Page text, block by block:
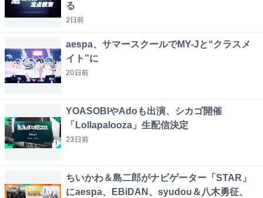
る
2日前
aespa、サマースクールでMY-Jと“クラスメ
イト”に
20日前
YOASOBIやAdoも出演、シカゴ開催
「Lollapalooza」生配信決定
23日前
ちいかわ＆島二郎がナビゲーター「STAR」
にaespa、EBiDAN、syudou＆八木勇征、